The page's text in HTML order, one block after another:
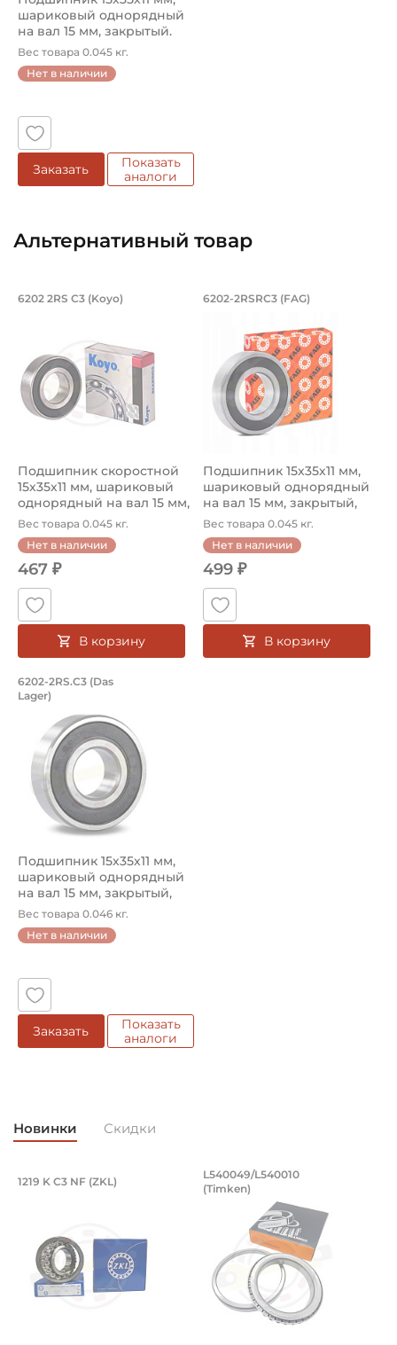
шариковый однорядный
на вал 15 мм, закрытый.
Арт...
Вес товара 0.045 кг.
Нет в наличии
Заказать
Показать
аналоги
Альтернативный товар
Подшипник скоростной 15х35х11
6202 2RS C3 (Koyo)
Подшипник скоростной
15х35х11 мм, шариковый
однорядный на вал 15 мм,
за...
Вес товара 0.045 кг.
Нет в наличии
467 ₽
В корзину
Подшипник
6202-2RSRC3 (FAG)
Подшипник 15х35х11 мм,
шариковый однорядный
на вал 15 мм, закрытый,
уве...
Вес товара 0.045 кг.
Нет в наличии
499 ₽
В корзину
Подшипник 15х35х11 мм, шариковый
Ищите где купить подшипник? Купить подшипник
6202-2RS.C3 (Das
Lager)
Подшипник 15х35х11 мм,
шариковый однорядный
на вал 15 мм, закрытый,
уве...
Вес товара 0.046 кг.
Нет в наличии
Заказать
Показать
аналоги
Новинки Скидки
Подшипник 95х170х32 мм, шариковый
Подшипник 95х170х32 мм, шариковый двухрядный,
1219 K C3 NF (ZKL) Подшипник
Подшипник
L540049/L540010
(Timken)